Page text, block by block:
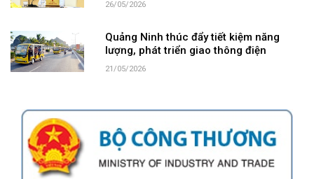
26/05/2026
Quảng Ninh thúc đẩy tiết kiệm năng
lượng, phát triển giao thông điện
21/05/2026